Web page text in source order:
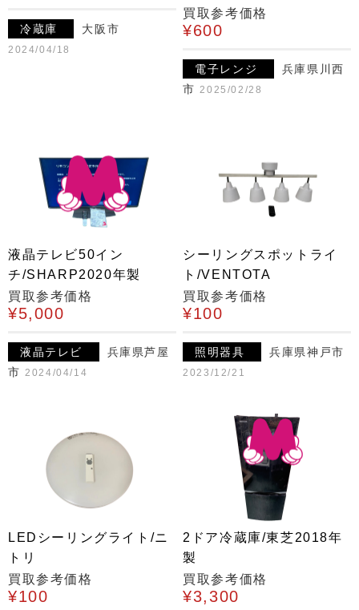
冷蔵庫 大阪市
2024/04/18
買取参考価格
¥600
電子レンジ
兵庫県川西
市 2025/02/28
液晶テレビ50イン
チ/SHARP2020年製
買取参考価格
¥5,000
液晶テレビ
兵庫県芦屋
市 2024/04/14
シーリングスポットライ
ト/VENTOTA
買取参考価格
¥100
照明器具 兵庫県神戸市
2023/12/21
LEDシーリングライト/ニ
トリ
買取参考価格
¥100
2ドア冷蔵庫/東芝2018年
製
買取参考価格
¥3,300